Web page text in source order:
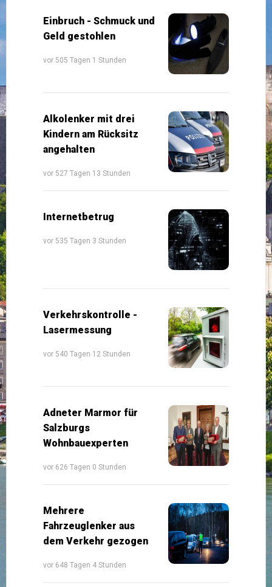
Einbruch - Schmuck und
Geld gestohlen
vor 505 Tagen 1 Stunden
Alkolenker mit drei
Kindern am Rücksitz
angehalten
vor 527 Tagen 13 Stunden
Internetbetrug
vor 535 Tagen 3 Stunden
Verkehrskontrolle -
Lasermessung
vor 540 Tagen 12 Stunden
Adneter Marmor für
Salzburgs
Wohnbauexperten
vor 626 Tagen 0 Stunden
Mehrere
Fahrzeuglenker aus
dem Verkehr gezogen
vor 648 Tagen 4 Stunden